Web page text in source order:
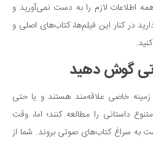
اطلاعات لازم را به دست نمی‌آورید و
در کنار این فیلم‌ها، کتاب‌های اصلی و
خاصی علاقه‌مند هستند و یا حتی
داستانی را مطالعه کنند؛ اما، وقت
به سراغ کتاب‌های صوتی بروند. شما از